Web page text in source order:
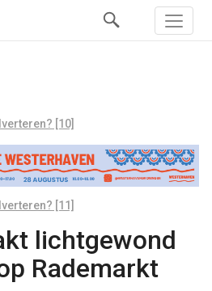
[10]
[11]
lichtgewond
Rademarkt